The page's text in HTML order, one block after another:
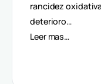
rancidez
deterioro…
Leer mas…